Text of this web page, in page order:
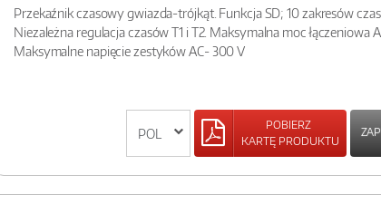
Przekaźnik czasowy gwiazda-trójkąt. Funkcja SD; 10 zakresów
Niezależna regulacja czasów T1 i T2. Maksymalna moc łączeniowa
Maksymalne napięcie zestyków AC- 300 V
POBIERZ
KARTĘ PRODUKTU